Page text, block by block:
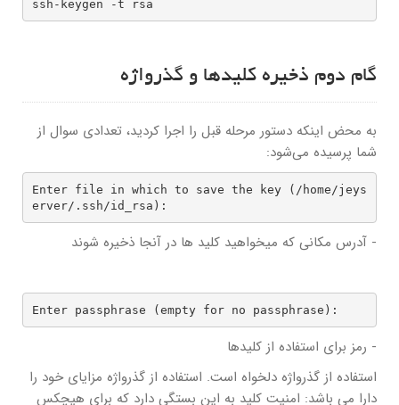
ssh-keygen -t rsa
گام دوم ذخیره کلیدها و گذرواژه
به محض اینکه دستور مرحله قبل را اجرا کردید، تعدادی سوال از
شما پرسیده می‌شود:
Enter file in which to save the key (/home/jeys
erver/.ssh/id_rsa):
- آدرس مکانی که میخواهید کلید ها در آنجا ذخیره شوند
Enter passphrase (empty for no passphrase):
- رمز برای استفاده از کلیدها
استفاده از گذرواژه دلخواه است. استفاده از گذرواژه مزایای خود را
دارا می باشد: امنیت کلید به این بستگی دارد که برای هیچکس